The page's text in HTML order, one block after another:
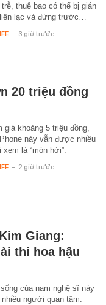
thuê bao có thể bị gián
lạc và đứng trước…
- 3 giờ trước
20 triệu đồng
giá khoảng 5 triệu đồng,
này vẫn được nhiều
là “món hời”.
- 2 giờ trước
Giang:
thi hoa hậu
của nam nghệ sĩ này
người quan tâm.